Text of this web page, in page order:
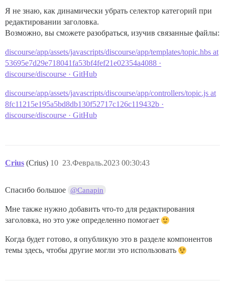
Я не знаю, как динамически убрать селектор категорий при
редактировании заголовка.
Возможно, вы сможете разобраться, изучив связанные файлы:
discourse/app/assets/javascripts/discourse/app/templates/topic.hbs at
53695e7d29e718041fa53bf4fef21e02354a4088 ·
discourse/discourse · GitHub
discourse/app/assets/javascripts/discourse/app/controllers/topic.js at
8fc11215e195a5bd8db130f52717c126c119432b ·
discourse/discourse · GitHub
Crius (Crius) 23.Февраль.2023 00:30:43
10
Спасибо большое @Canapin
Мне также нужно добавить что-то для редактирования
заголовка, но это уже определенно помогает
Когда будет готово, я опубликую это в разделе компонентов
темы здесь, чтобы другие могли это использовать